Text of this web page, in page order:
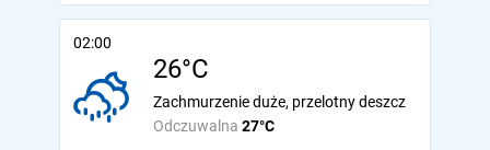
02:00
26°C
Odczuwalna 27°C
Zachmurzenie duże, przelotny deszcz